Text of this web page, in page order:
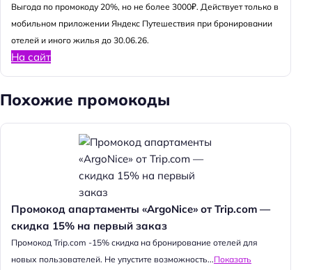
Выгода по промокоду 20%, но не более 3000₽. Действует только в
мобильном приложении Яндекс Путешествия при бронировании
отелей и иного жилья до 30.06.26.
На сайт
Похожие промокоды
Промокод апартаменты «ArgoNice» от Trip.com —
скидка 15% на первый заказ
Промокод Trip.com -15% скидка на бронирование отелей для
новых пользователей. Не упустите возможность...Показать